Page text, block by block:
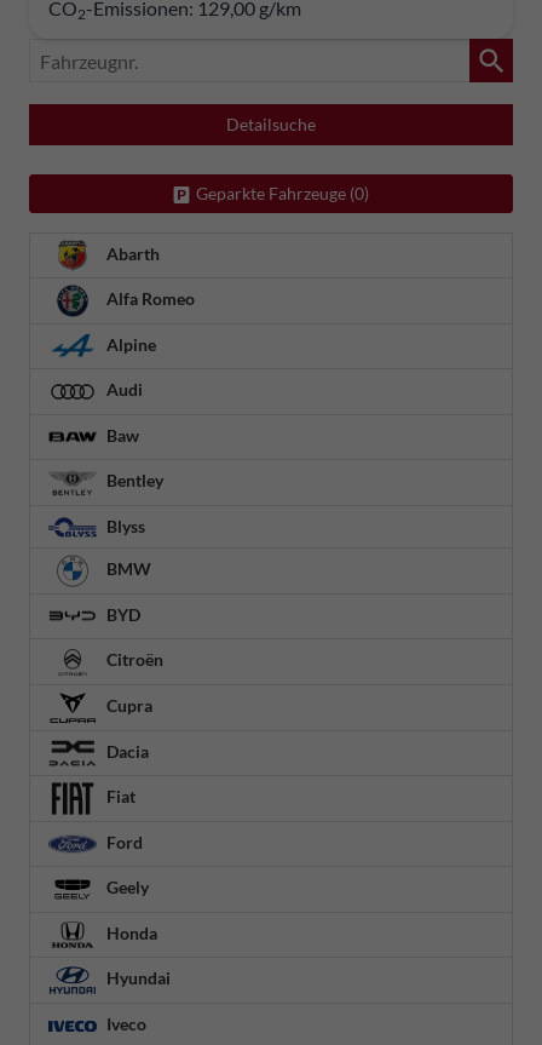
CO2-Emissionen: 129,00 g/km
Fahrzeugnr.
Detailsuche
Geparkte Fahrzeuge (0)
Abarth
Alfa Romeo
Alpine
Audi
Baw
Bentley
Blyss
BMW
BYD
Citroën
Cupra
Dacia
Fiat
Ford
Geely
Honda
Hyundai
Iveco